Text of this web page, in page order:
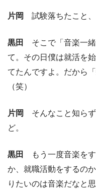
片岡 試験落ちたこと、
黒田
そこで「音楽一
て。その日僕は就活を
てたんですよ。だから
（笑）
片岡
そんなこと知ら
ど。
黒田
もう一度音楽を
か、就職活動をするの
りたいのは音楽だなと